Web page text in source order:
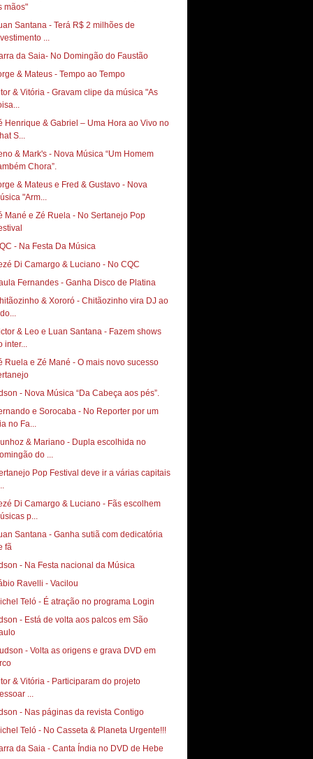
mãos"
Santana - Terá R$ 2 milhões de
...
da Saia- No Domingão do Faustão
& Mateus - Tempo ao Tempo
& Vitória - Gravam clipe da música "As
Henrique & Gabriel – Uma Hora ao Vivo no
S...
Mark's‏ - Nova Música “Um Homem
Chora”.
& Mateus e Fred & Gustavo - Nova
"Arm...
Mané e Zé Ruela - No Sertanejo Pop
- Na Festa Da Música
Di Camargo & Luciano - No CQC
Fernandes - Ganha Disco de Platina
& Xororó - Chitãozinho vira DJ ao
& Leo e Luan Santana - Fazem shows
inter...
Ruela e Zé Mané - O mais novo sucesso
- Nova Música “Da Cabeça aos pés”.
e Sorocaba - No Reporter por um
no Fa...
& Mariano - Dupla escolhida no
do ...
Pop Festival deve ir a várias capitais
Di Camargo & Luciano - Fãs escolhem
p...
Santana - Ganha sutiã com dedicatória
fã
Edson - Na Festa nacional da Música‏
Ravelli - Vacilou
Teló - É atração no programa Login
- Está de volta aos palcos em São
- Volta as origens e grava DVD em
circo‏
& Vitória - Participaram do projeto
...
- Nas páginas da revista Contigo
Teló - No Casseta & Planeta Urgente!!!
da Saia - Canta Índia no DVD de Hebe